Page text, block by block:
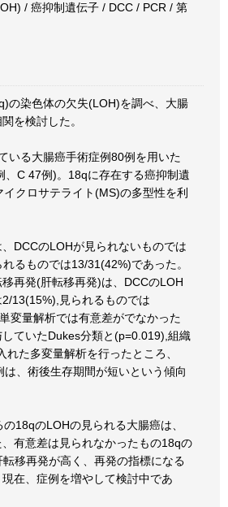
/ 癌抑制遺伝子 / DCC / PCR / 第
の染色体の欠失(LOH)を調べ、大腸
を検討した。
いる大腸癌手術症例80例を用いた
、C 47例)。18qに存在する癌抑制遺
クロサテライト(MS)の多型性を利
DCCのLOHが見られないものでは
るものでは13/31(42%)であった。
再発(肝転移再発)は、DCCのLOH
13(15%),見られるものでは
変量解析では有意差がでなかった
ていたDukes分類と(p=0.019),組織
た多変量解析を行ったところ、
は、術後生存期間が短いという傾向
18qのLOHの見られる大腸癌は、
有意差は見られなかったもの18qの
移再発が高く、再発の指標になる
在、症例を増やして検討中であ